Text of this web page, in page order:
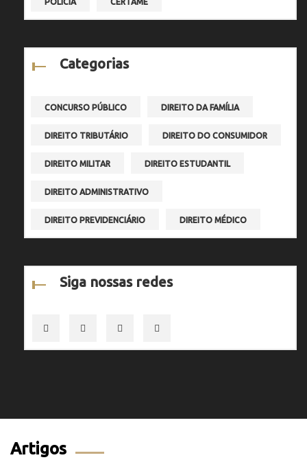
POLÍCIA CERTAME
Categorias
CONCURSO PÚBLICO DIREITO DA FAMÍLIA
DIREITO TRIBUTÁRIO DIREITO DO CONSUMIDOR
DIREITO MILITAR DIREITO ESTUDANTIL
DIREITO ADMINISTRATIVO
DIREITO PREVIDENCIÁRIO DIREITO MÉDICO
Siga nossas redes
Artigos